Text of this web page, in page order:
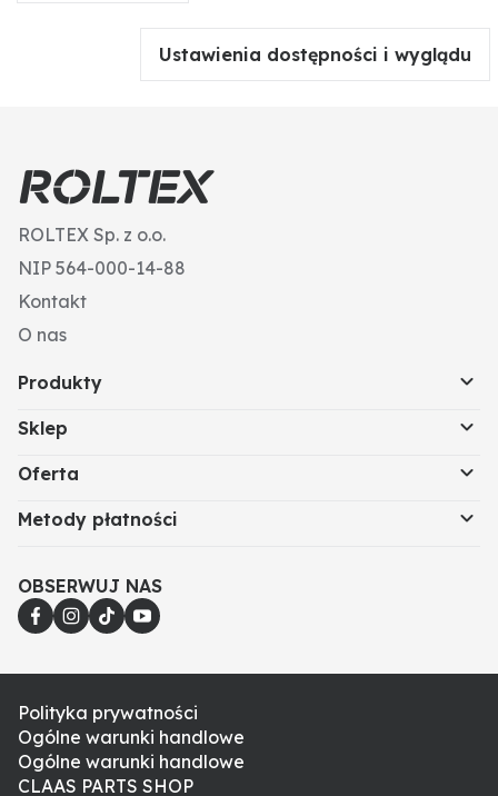
Ustawienia dostępności i wyglądu
ROLTEX Sp. z o.o.
NIP 564-000-14-88
Kontakt
O nas
Produkty
Sklep
Oferta
Metody płatności
OBSERWUJ NAS
Polityka prywatności
Ogólne warunki handlowe
Ogólne warunki handlowe
CLAAS PARTS SHOP